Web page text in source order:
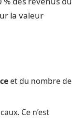
la valeur
et du nombre de
Ce n’est